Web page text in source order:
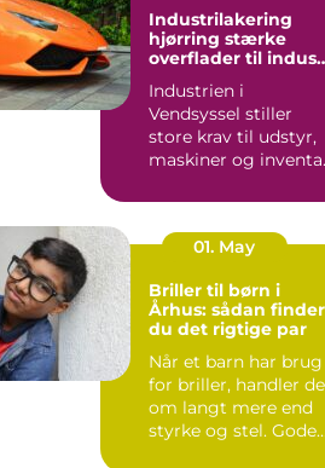
Industrilakering
hjørring stærke
overflader til
Industrien i
Vendsyssel stiller
store krav til udstyr,
maskiner og
stålkonstruktioner,...
01. May
Briller til børn i
Århus: sådan finder
du det rigtige par
Når et barn har brug
for briller, handler
om langt mere end
styrke og stel. Gode